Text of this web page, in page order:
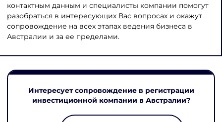
контактным данным и специалисты компании помогут
разобраться в интересующих Вас вопросах и окажут
сопровождение на всех этапах ведения бизнеса в
Австралии и за ее пределами.
Интересует сопровождение в регистрации
инвестиционной компании в Австралии?